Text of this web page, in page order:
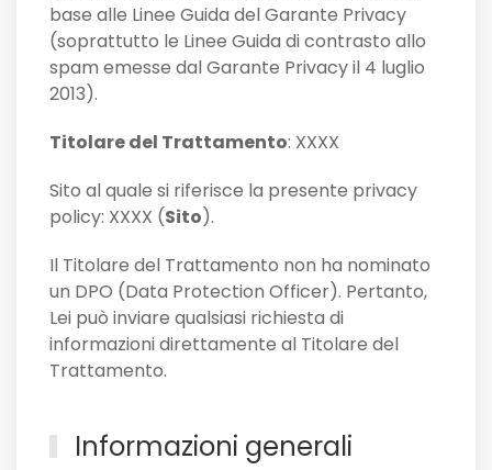
base alle Linee Guida del Garante Privacy
(soprattutto le Linee Guida di contrasto allo
spam emesse dal Garante Privacy il 4 luglio
2013).
Titolare del Trattamento: XXXX
Sito al quale si riferisce la presente privacy
policy: XXXX (Sito).
Il Titolare del Trattamento non ha nominato
un DPO (Data Protection Officer). Pertanto,
Lei può inviare qualsiasi richiesta di
informazioni direttamente al Titolare del
Trattamento.
Informazioni generali